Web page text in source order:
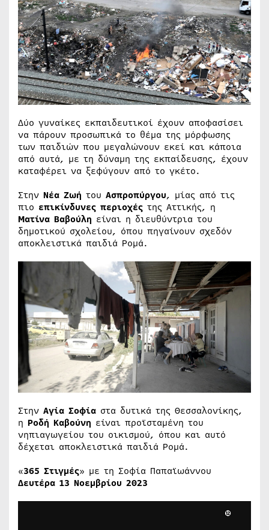
Δύο γυναίκες εκπαιδευτικοί έχουν αποφασίσει
να πάρουν προσωπικά το θέμα της μόρφωσης
των παιδιών που μεγαλώνουν εκεί και κάποια
από αυτά, με τη δύναμη της εκπαίδευσης, έχουν
καταφέρει να ξεφύγουν από το γκέτο.
Στην Νέα Ζωή του Ασπροπύργου, μίας από τις
πιο επικίνδυνες περιοχές της Αττικής, η
Ματίνα Βαβούλη είναι η διευθύντρια του
δημοτικού σχολείου, όπου πηγαίνουν σχεδόν
αποκλειστικά παιδιά Ρομά.
Στην Αγία Σοφία στα δυτικά της Θεσσαλονίκης,
η Ροδή Καβούνη είναι προϊσταμένη του
νηπιαγωγείου του οικισμού, όπου και αυτό
δέχεται αποκλειστικά παιδιά Ρομά.
«365 Στιγμές» με τη Σοφία Παπαϊωάννου
Δευτέρα 13 Νοεμβρίου 2023